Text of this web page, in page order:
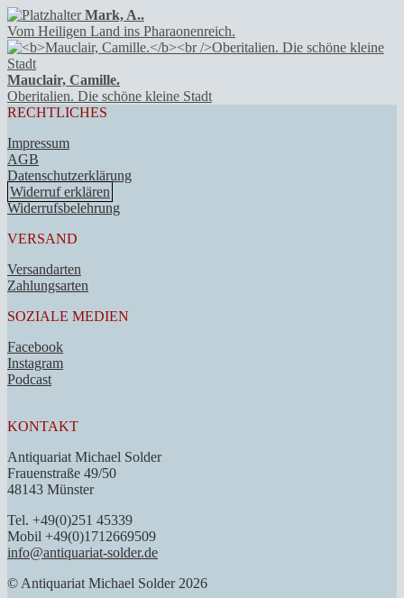
Mark, A..
Vom Heiligen Land ins Pharaonenreich.
Mauclair, Camille.
Oberitalien. Die schöne kleine Stadt
RECHTLICHES
Impressum
AGB
Datenschutzerklärung
Widerruf erklären
Widerrufsbelehrung
VERSAND
Versandarten
Zahlungsarten
SOZIALE MEDIEN
Facebook
Instagram
Podcast
KONTAKT
Antiquariat Michael Solder
Frauenstraße 49/50
48143 Münster
Tel. +49(0)251 45339
Mobil +49(0)1712669509
info@antiquariat-solder.de
© Antiquariat Michael Solder 2026